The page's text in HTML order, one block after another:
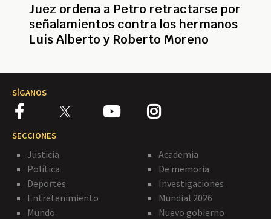
Juez ordena a Petro retractarse por
señalamientos contra los hermanos
Luis Alberto y Roberto Moreno
SÍGANOS
SECCIONES
Justicia
Política
Deportes
Entretenimiento
Mundo
Academia
De memoria
Investigaciones
Mundial 2026
Nuevo gobierno